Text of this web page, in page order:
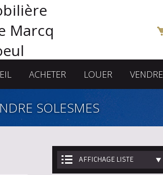
ACHETER LOUER VENDRE
SOLESMES
AFFICHAGE LISTE